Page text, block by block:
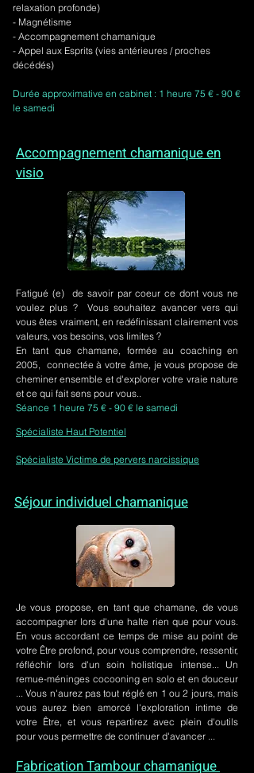
relaxation profonde)
- Magnétisme
- Accompagnement chamanique
- Appel aux Esprits (vies antérieures / proches
décédés)
Durée approximative en cabinet : 1 heure 75 € - 90 €
le samedi
Accompagnement chamanique en
visio
Fatigué (e) de savoir par coeur ce dont vous ne
voulez plus ? Vous souhaitez avancer vers qui
vous êtes vraiment, en redéfinissant clairement vos
valeurs, vos besoins, vos limites ?
En tant que chamane, formée au coaching en
2005, connectée à votre âme, je vous propose de
cheminer ensemble et d'explorer votre vraie nature
et ce qui fait sens pour vous..
Séance 1 heure 75 € - 90 € le samedi
Spécialiste Haut Potentiel
Spécialiste Victime de pervers narcissique
Séjour individuel chamanique
Je vous propose, en tant que chamane, de vous
accompagner lors d'une halte rien que pour vous.
En vous accordant ce temps de mise au point de
votre Être profond, pour vous comprendre, ressentir,
réfléchir lors d'un soin holistique intense... Un
remue-méninges cocooning en solo et en douceur
... Vous n'aurez pas tout réglé en 1 ou 2 jours, mais
vous aurez bien amorcé l'exploration intime de
votre Être, et vous repartirez avec plein d'outils
pour vous permettre de continuer d'avancer ...
Fabrication Tambour chamanique